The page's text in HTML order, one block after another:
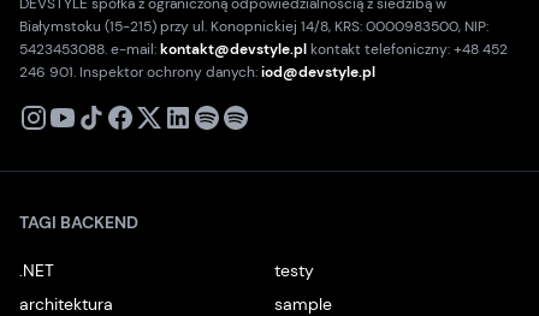
Białymstoku (15-215) przy ul. Konopnickiej 14/8, KRS: 0000983500, NIP:
5423453088. e-mail:kontakt@devstyle.plkontakt telefoniczny: +48 452
246 901. Inspektor ochrony danych:iod@devstyle.pl
X
TAGI BACKEND
.NET
testy
architektura
sample